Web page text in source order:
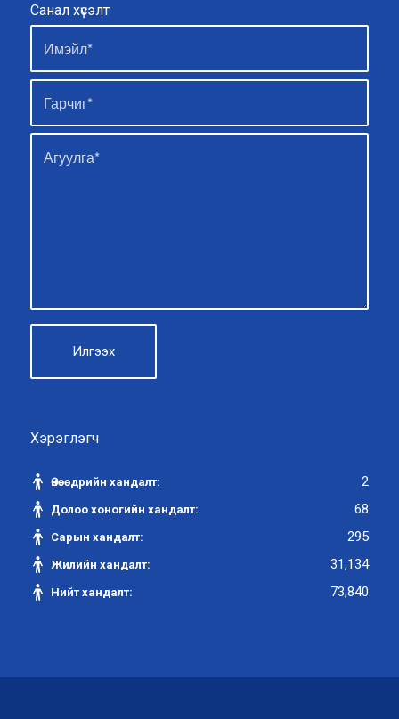
Санал хүсэлт
Хэрэглэгч
Өнөөдрийн хандалт: 2
Долоо хоногийн хандалт: 68
Сарын хандалт: 295
Жилийн хандалт: 31,134
Нийт хандалт: 73,840